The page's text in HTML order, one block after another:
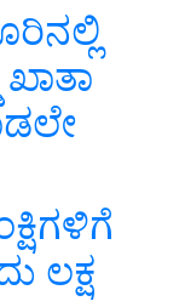
ಲಕ್ಷ